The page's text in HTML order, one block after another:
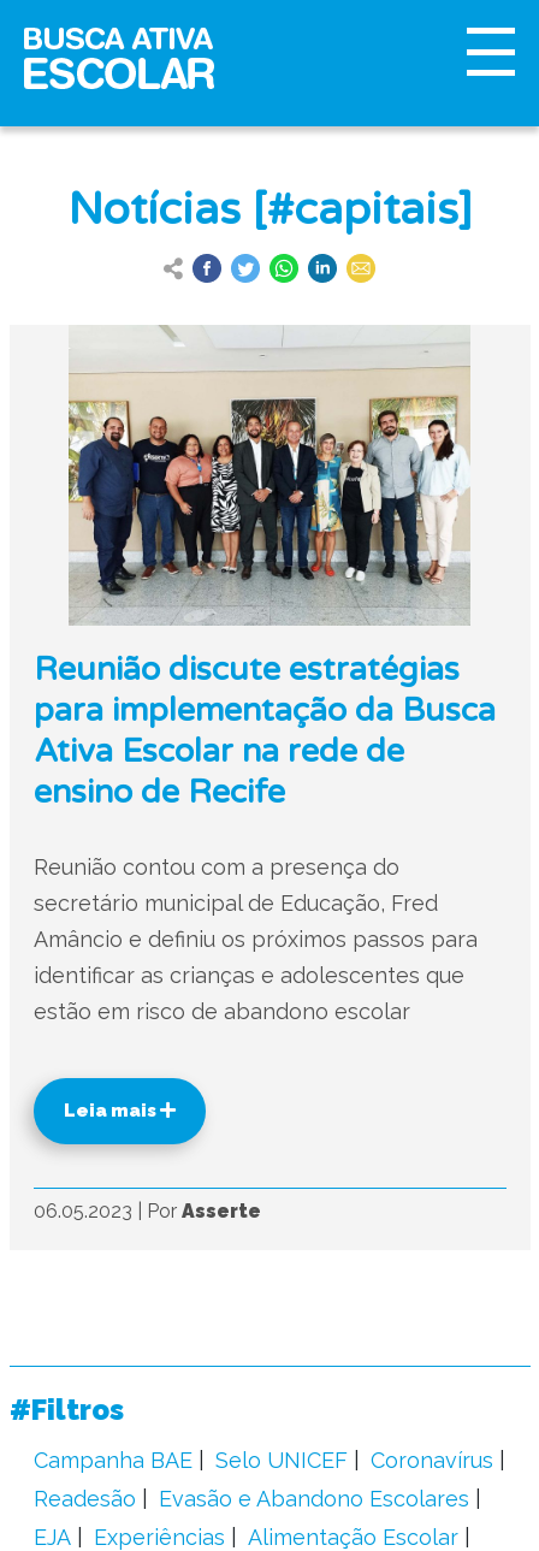
Notícias [#capitais]
Reunião discute estratégias
para implementação da Busca
Ativa Escolar na rede de
ensino de Recife
Reunião contou com a presença do
secretário municipal de Educação, Fred
Amâncio e definiu os próximos passos para
identificar as crianças e adolescentes que
estão em risco de abandono escolar
Leia mais
06.05.2023 Por Asserte
#Filtros
Campanha BAE Selo UNICEF
Coronavírus
Readesão
Evasão e Abandono Escolares
EJA
Experiências
Alimentação Escolar